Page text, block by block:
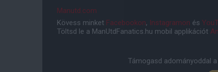
Manutd.com
Kövess minket Facebookon, Instagramon és
Töltsd le a ManUtdFanatics.hu mobil applikációt
Támogasd adományoddal